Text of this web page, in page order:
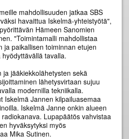
mahdollisuuden jatkaa SBS
havaittua Iskelmä-yhteistyötä",
Hämeen Sanomien
"Toimintamalli mahdollistaa
ja paikallisen toiminnan etujen
tavalla.
ja jääkiekkolähetysten sekä
lähetysvirtaan sujuu
modernilla tekniikalla.
Iskelmä Jannen kilpailuasemaa
Iskelmä Janne onkin alueen
Lupapäätös vahvistaa
hyväksytyksi myös
Mika Sutinen.